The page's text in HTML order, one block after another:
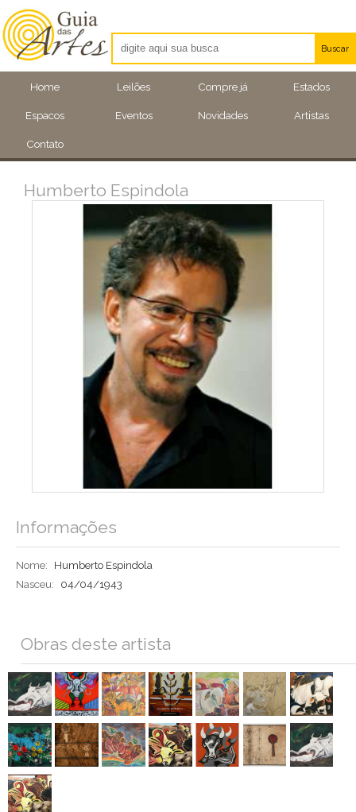
Home Leilões Compre já Estados
Espacos Eventos Novidades Artistas
Contato
Buscar
Artistas
Eventos
Humberto Espindola
Informações
Nome:
Humberto Espindola
Nasceu:
04/04/1943
Obras deste artista